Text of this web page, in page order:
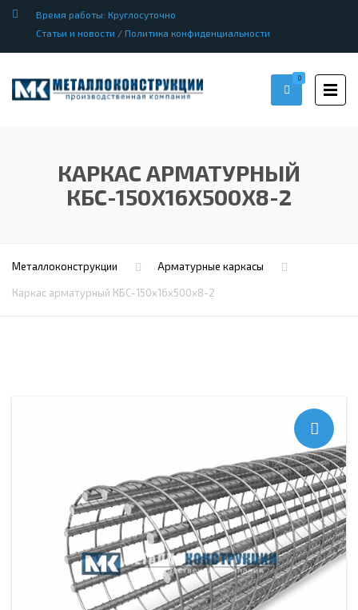
Время работы: Круглосуточно
Статьи и новости / Политика конфиденциальности
0
КАРКАС АРМАТУРНЫЙ
КБС-150Х16Х500Х8-2
Металлоконструкции Арматурные каркасы
Каркас арматурный КБС-150х16х500х8-2